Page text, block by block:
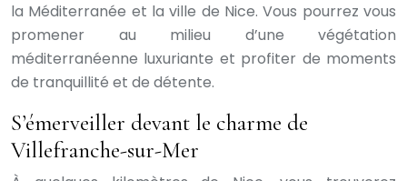
la Méditerranée et la ville de Nice. Vous pourrez vous
promener au milieu d’une végétation
méditerranéenne luxuriante et profiter de moments
de tranquillité et de détente.
S’émerveiller devant le charme de
Villefranche-sur-Mer